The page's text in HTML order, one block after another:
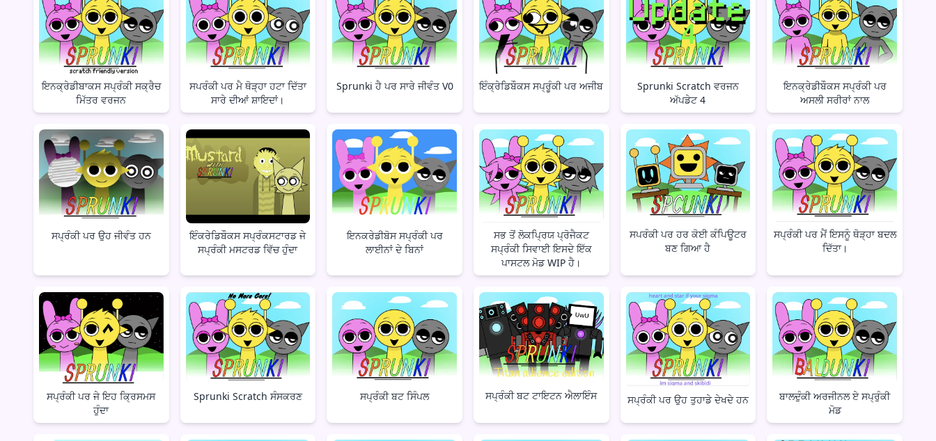
ਇਨਕ੍ਰੇਡੀਬਾਕਸ ਸਪ੍ਰੰਕੀ ਸਕ੍ਰੈਚ
ਮਿੱਤਰ ਵਰਜਨ
ਸਪਰੰਕੀ ਪਰ ਮੈ ਥੋੜ੍ਹਾ ਹਟਾ ਦਿੱਤਾ
ਸਾਰੇ ਦੀਆਂ ਸ਼ਾਇਦਾਂ।
Sprunki ਹੈ ਪਰ ਸਾਰੇ ਜੀਵੰਤ V0 ਇੰਕ੍ਰੇਡਿਬੌਕਸ ਸਪ੍ਰੂੰਕੀ ਪਰ ਅਜੀਬ
Sprunki Scratch ਵਰਜਨ
ਅੱਪਡੇਟ 4
ਇਨਕ੍ਰੇਡੀਬੌਕਸ ਸਪ੍ਰੰਕੀ ਪਰ
ਅਸਲੀ ਸਰੀਰਾਂ ਨਾਲ
ਸਪ੍ਰੰਕੀ ਪਰ ਉਹ ਜੀਵੰਤ ਹਨ
ਇੰਕਰੇਡਿਬੌਕਸ ਸਪ੍ਰੰਕਸਟਾਰਡ ਜੇ
ਸਪ੍ਰੰਕੀ ਮਸਟਰਡ ਵਿੱਚ ਹੁੰਦਾ
ਇਨਕਰੇਡੀਬੋਸ ਸਪ੍ਰੰਕੀ ਪਰ
ਲਾਈਨਾਂ ਦੇ ਬਿਨਾਂ
ਸਭ ਤੋਂ ਲੋਕਪ੍ਰਿਯ ਪ੍ਰੋਜੈਕਟ
ਸਪ੍ਰੰਕੀ ਸਿਵਾਈ ਇਸਦੇ ਇੱਕ
ਪਾਸਟਲ ਮੋਡ WIP ਹੈ।
ਸਪਰੰਕੀ ਪਰ ਹਰ ਕੋਈ ਕੰਪਿਊਟਰ
ਬਣ ਗਿਆ ਹੈ
ਸਪ੍ਰੰਕੀ ਪਰ ਮੈਂ ਇਸਨੂੰ ਥੋੜ੍ਹਾ ਬਦਲ
ਦਿੱਤਾ।
ਸਪ੍ਰੰਕੀ ਪਰ ਜੇ ਇਹ ਕ੍ਰਿਸਮਸ
ਹੁੰਦਾ
Sprunki Scratch ਸੰਸਕਰਣ ਸਪ੍ਰੰਕੀ ਬਟ ਸਿੰਪਲ ਸਪ੍ਰੰਕੀ ਬਟ ਟਾਇਟਨ ਐਲਾਇੰਸ ਸਪ੍ਰੰਕੀ ਪਰ ਉਹ ਤੁਹਾਡੇ ਦੇਖਦੇ ਹਨ
ਬਾਲਦੁੰਕੀ ਅਰਜੀਨਲ ਏ ਸਪ੍ਰੁੰਕੀ
ਮੋਡ